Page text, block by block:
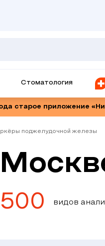
Стоматология
старое приложение
поджелудочной железы
500 видов